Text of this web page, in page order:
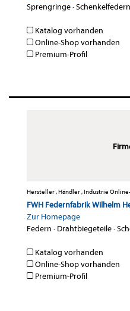
Sprengringe·Schenkelfedern
Katalog vorhanden
Online-Shop vorhanden
Premium-Profil
Hersteller , Händler , Industrie
FWH Federnfabrik Wilhelm
Zur Homepage
Federn · Drahtbiegeteile·
Katalog vorhanden
Online-Shop vorhanden
Premium-Profil